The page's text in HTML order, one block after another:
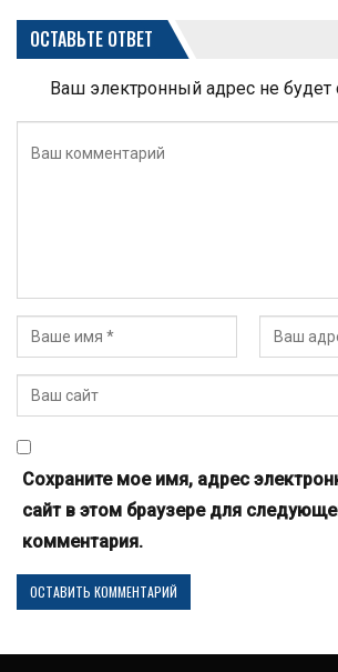
ОСТАВЬТЕ ОТВЕТ
Ваш электронный адрес не будет
Сохраните мое имя, адрес
сайт в этом браузере для
комментария.